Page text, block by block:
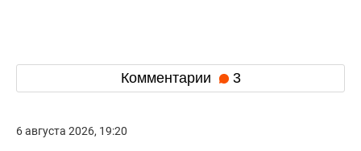
Комментарии 3
6 августа 2026, 19:20